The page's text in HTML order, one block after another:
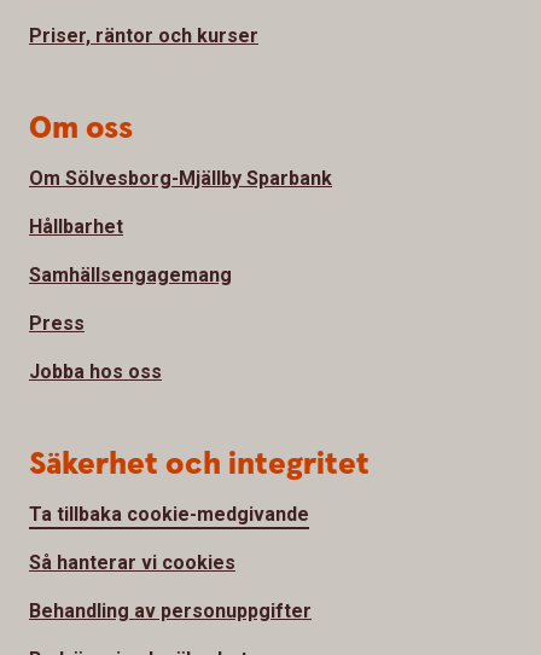
Priser, räntor och kurser
Om oss
Om Sölvesborg-Mjällby Sparbank
Hållbarhet
Samhällsengagemang
Press
Jobba hos oss
Säkerhet och integritet
Ta tillbaka cookie-medgivande
Så hanterar vi cookies
Behandling av personuppgifter